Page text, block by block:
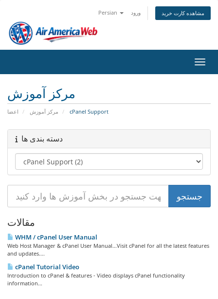
Persian ورود مشاهده کارت خرید
مرکز آموزش
اعضا مرکز آموزش cPanel Support
دسته بندی ها
مقالات
WHM / cPanel User Manual
Web Host Manager & cPanel User Manual...Visit cPanel for all the latest features
and updates....
cPanel Tutorial Video
Introduction to cPanel & features - Video displays cPanel functionality
information...